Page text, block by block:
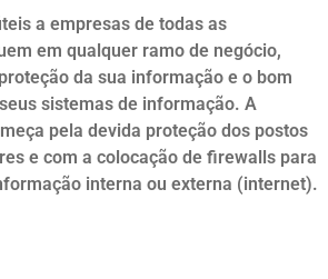
a empresas de todas as
em qualquer ramo de negócio,
da sua informação e o bom
sistemas de informação. A
pela devida proteção dos postos
e com a colocação de firewalls para
interna ou externa (internet).